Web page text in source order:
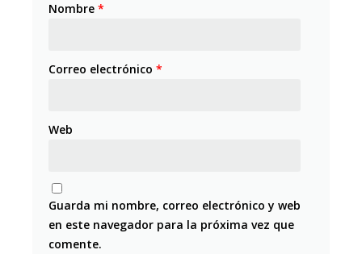
Nombre *
Correo electrónico *
Web
Guarda mi nombre, correo electrónico y web
en este navegador para la próxima vez que
comente.